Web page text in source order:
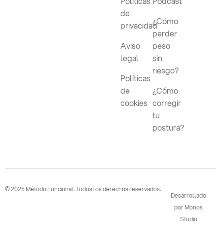
de
privacidad
Aviso
legal
Políticas
de
cookies
¿Cómo
perder
peso
sin
riesgo?
¿Cómo
corregir
tu
postura?
© 2025 Método Funcional. Todos los derechos reservados.
Desarrollado
por Monos
Studio